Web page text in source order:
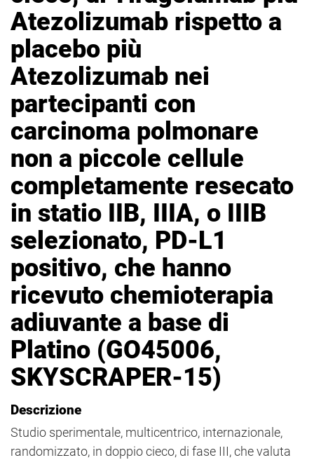
Atezolizumab rispetto a
placebo più
Atezolizumab nei
partecipanti con
carcinoma polmonare
non a piccole cellule
completamente resecato
in statio IIB, IIIA, o IIIB
selezionato, PD-L1
positivo, che hanno
ricevuto chemioterapia
adiuvante a base di
Platino (GO45006,
SKYSCRAPER-15)
Descrizione
Studio sperimentale, multicentrico, internazionale,
randomizzato, in doppio cieco, di fase III, che valuta